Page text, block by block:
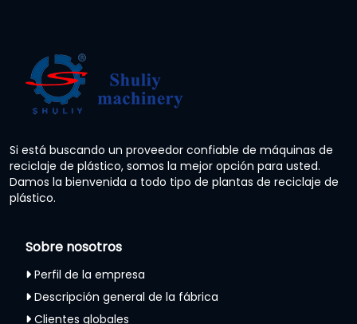
Si está buscando un proveedor confiable de máquinas de
reciclaje de plástico, somos la mejor opción para usted.
Damos la bienvenida a todo tipo de plantas de reciclaje de
plástico.
Sobre nosotros
Perfil de la empresa
Descripción general de la fábrica
Clientes globales